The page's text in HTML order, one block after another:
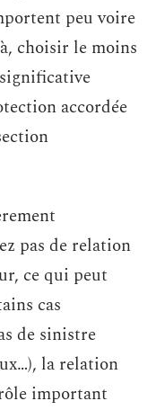
peu voire
choisir le moins
accordée
pas de relation
ce qui peut
cas
de sinistre
la relation
important